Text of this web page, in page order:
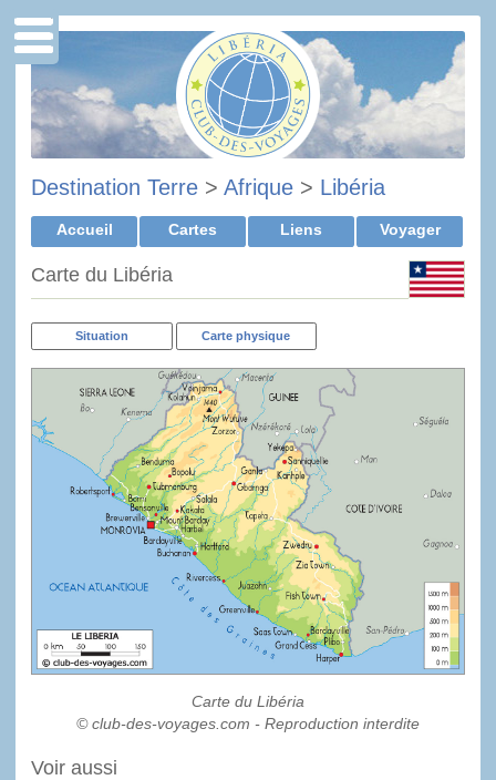
Destination Terre > Afrique > Libéria
Accueil Cartes Liens Voyager
Carte du Libéria
Situation Carte physique
Carte du Libéria
© club-des-voyages.com - Reproduction interdite
Voir aussi